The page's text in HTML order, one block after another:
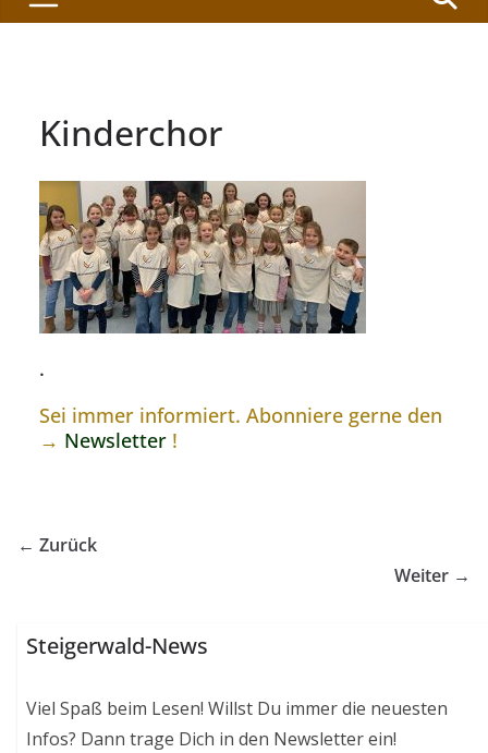
Kinderchor
.
Sei immer informiert. Abonniere gerne den
→ Newsletter !
← Zurück
Weiter →
Steigerwald-News
Viel Spaß beim Lesen! Willst Du immer die neuesten
Infos? Dann trage Dich in den Newsletter ein!